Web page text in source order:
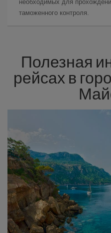
необходимых для
таможенного контроля.
Полезная
рейсах в